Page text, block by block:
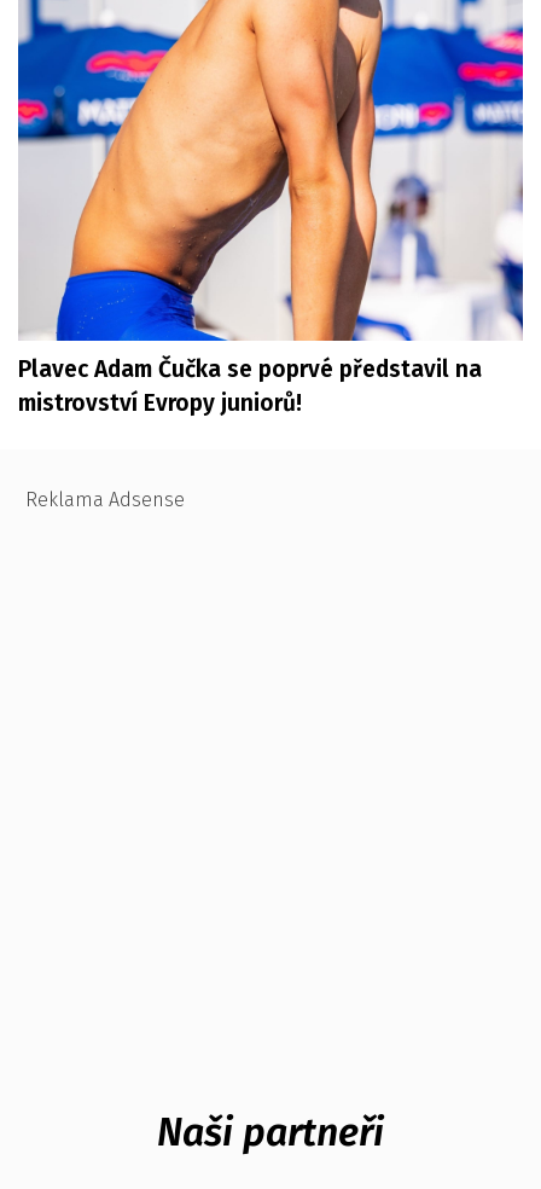
Plavec Adam Čučka se poprvé představil na
mistrovství Evropy juniorů!
Reklama Adsense
Naši partneři